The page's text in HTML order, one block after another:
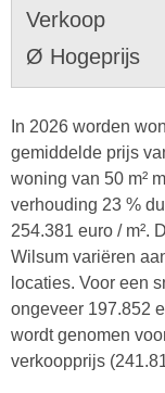
Verkoop
Ø Hogeprijs
In 2026 worden
gemiddelde prijs
woning van 50 m²
verhouding 23 %
254.381 euro / m².
Wilsum variëren
locaties. Voor een
ongeveer 197.852
wordt genomen
verkoopprijs